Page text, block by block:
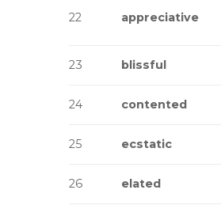
22 appreciative
23 blissful
24 contented
25 ecstatic
26 elated